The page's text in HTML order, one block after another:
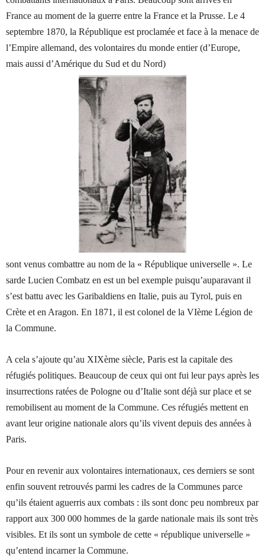
France au moment de la guerre entre la France et la Prusse. Le 4
septembre 1870, la République est proclamée et face à la menace de
l’Empire allemand, des volontaires du monde entier (d’Europe,
mais aussi d’Amérique du Sud et du Nord)
sont venus combattre au nom de la « République universelle ». Le
sarde Lucien Combatz en est un bel exemple puisqu’auparavant il
s’est battu avec les Garibaldiens en Italie, puis au Tyrol, puis en
Crète et en Aragon. En 1871, il est colonel de la VIème Légion de
la Commune.
A cela s’ajoute qu’au XIXème siècle, Paris est la capitale des
réfugiés politiques. Beaucoup de ceux qui ont fui leur pays après les
insurrections ratées de Pologne ou d’Italie sont déjà sur place et se
remobilisent au moment de la Commune. Ces réfugiés mettent en
avant leur origine nationale alors qu’ils vivent depuis des années à
Paris.
Pour en revenir aux volontaires internationaux, ces derniers se sont
enfin souvent retrouvés parmi les cadres de la Communes parce
qu’ils étaient aguerris aux combats : ils sont donc peu nombreux par
rapport aux 300 000 hommes de la garde nationale mais ils sont très
visibles. Et ils sont un symbole de cette « république universelle »
qu’entend incarner la Commune.